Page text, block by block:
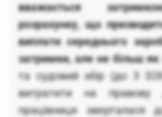
вважається
розрахунку, що
виплати середнього
затримки, але не більш як
та судовий збір (до 3
витратити на правову
працівниця зверталася